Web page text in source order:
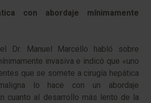
con abordaje mínimamente
Dr. Manuel Marcello habló sobre
invasiva e indicó que «uno
que se somete a cirugía hepática
lo hace con un abordaje
cuanto al desarrollo más lento de la